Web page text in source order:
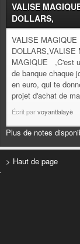
VALISE
DOLLARS,
VALISE
DOLLARS,VALISE
MAGIQUE ,C'est
de banque chaque
en euro, qui te
projet d'achat de
Écrit parvoyantlalayè
Plus de notes
> Haut de page